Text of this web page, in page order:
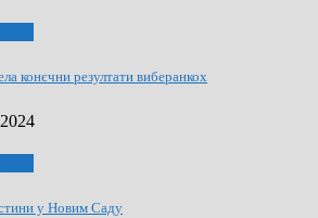
конєчни резултати виберанкох
у Новим Саду